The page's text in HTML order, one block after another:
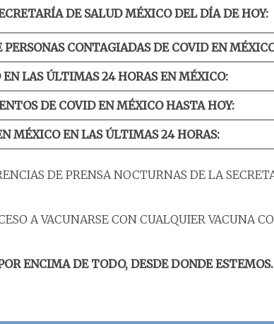
DE SALUD MÉXICO DEL DÍA DE HOY:
PERSONAS CONTAGIADAS DE COVID EN
EN LAS ÚLTIMAS 24 HORAS EN MÉXICO:
DE COVID EN MÉXICO HASTA HOY:
MÉXICO EN LAS ÚLTIMAS 24 HORAS:
DE PRENSA NOCTURNAS DE LA
A VACUNARSE CON CUALQUIER VACUNA
ENCIMA DE TODO, DESDE DONDE ESTEMOS.